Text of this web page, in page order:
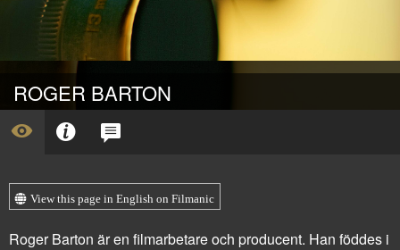
ROGER BARTON
View this page in English on Filmanic
Roger Barton är en filmarbetare och producent. Han föddes i